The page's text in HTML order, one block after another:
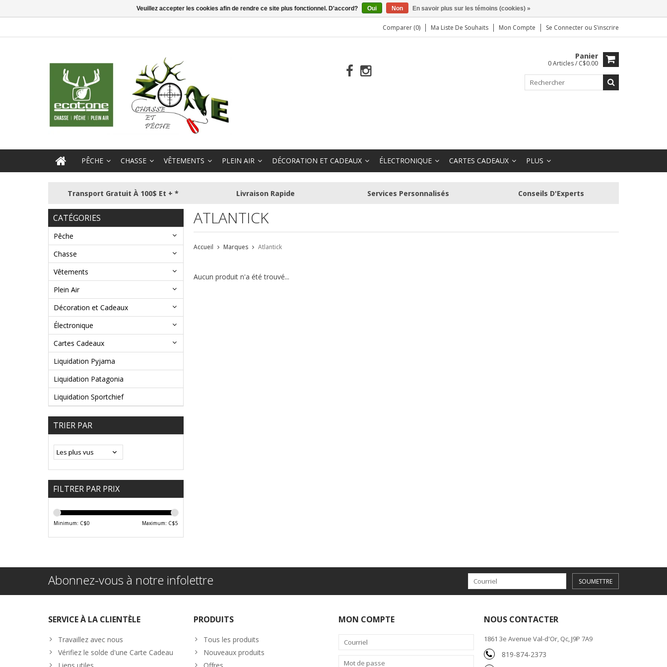
Comparer (0) Ma Liste De Souhaits Mon Compte Se Connecter ou S'inscrire
Panier
0 Articles / C$0.00
PÊCHE CHASSE VÊTEMENTS PLEIN AIR DÉCORATION ET CADEAUX ÉLECTRONIQUE CARTES CADEAUX PLUS
Transport Gratuit À 100$ Et + * Livraison Rapide Services Personnalisés Conseils D'Experts
CATÉGORIES
Pêche
Chasse
Vêtements
Plein Air
Décoration et Cadeaux
Électronique
Cartes Cadeaux
Liquidation Pyjama
Liquidation Patagonia
Liquidation Sportchief
TRIER PAR
FILTRER PAR PRIX
Minimum: C$0 Maximum: C$5
ATLANTICK
Accueil Marques Atlantick
Aucun produit n'a été trouvé...
Abonnez-vous à notre infolettre SOUMETTRE
SERVICE À LA CLIENTÈLE
Travaillez avec nous
Vérifiez le solde d'une Carte Cadeau
PRODUITS
Tous les produits
Nouveaux produits
MON COMPTE NOUS CONTACTER
1861 3e Avenue Val-d'Or, Qc, J9P 7A9
819-874-2373
Veuillez accepter les cookies afin de rendre ce site plus fonctionnel. D'accord? Oui Non En savoir plus sur les témoins (cookies) »